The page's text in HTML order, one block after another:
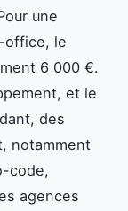
une
office, le
6 000 €.
et le
des
notamment
code,
agences